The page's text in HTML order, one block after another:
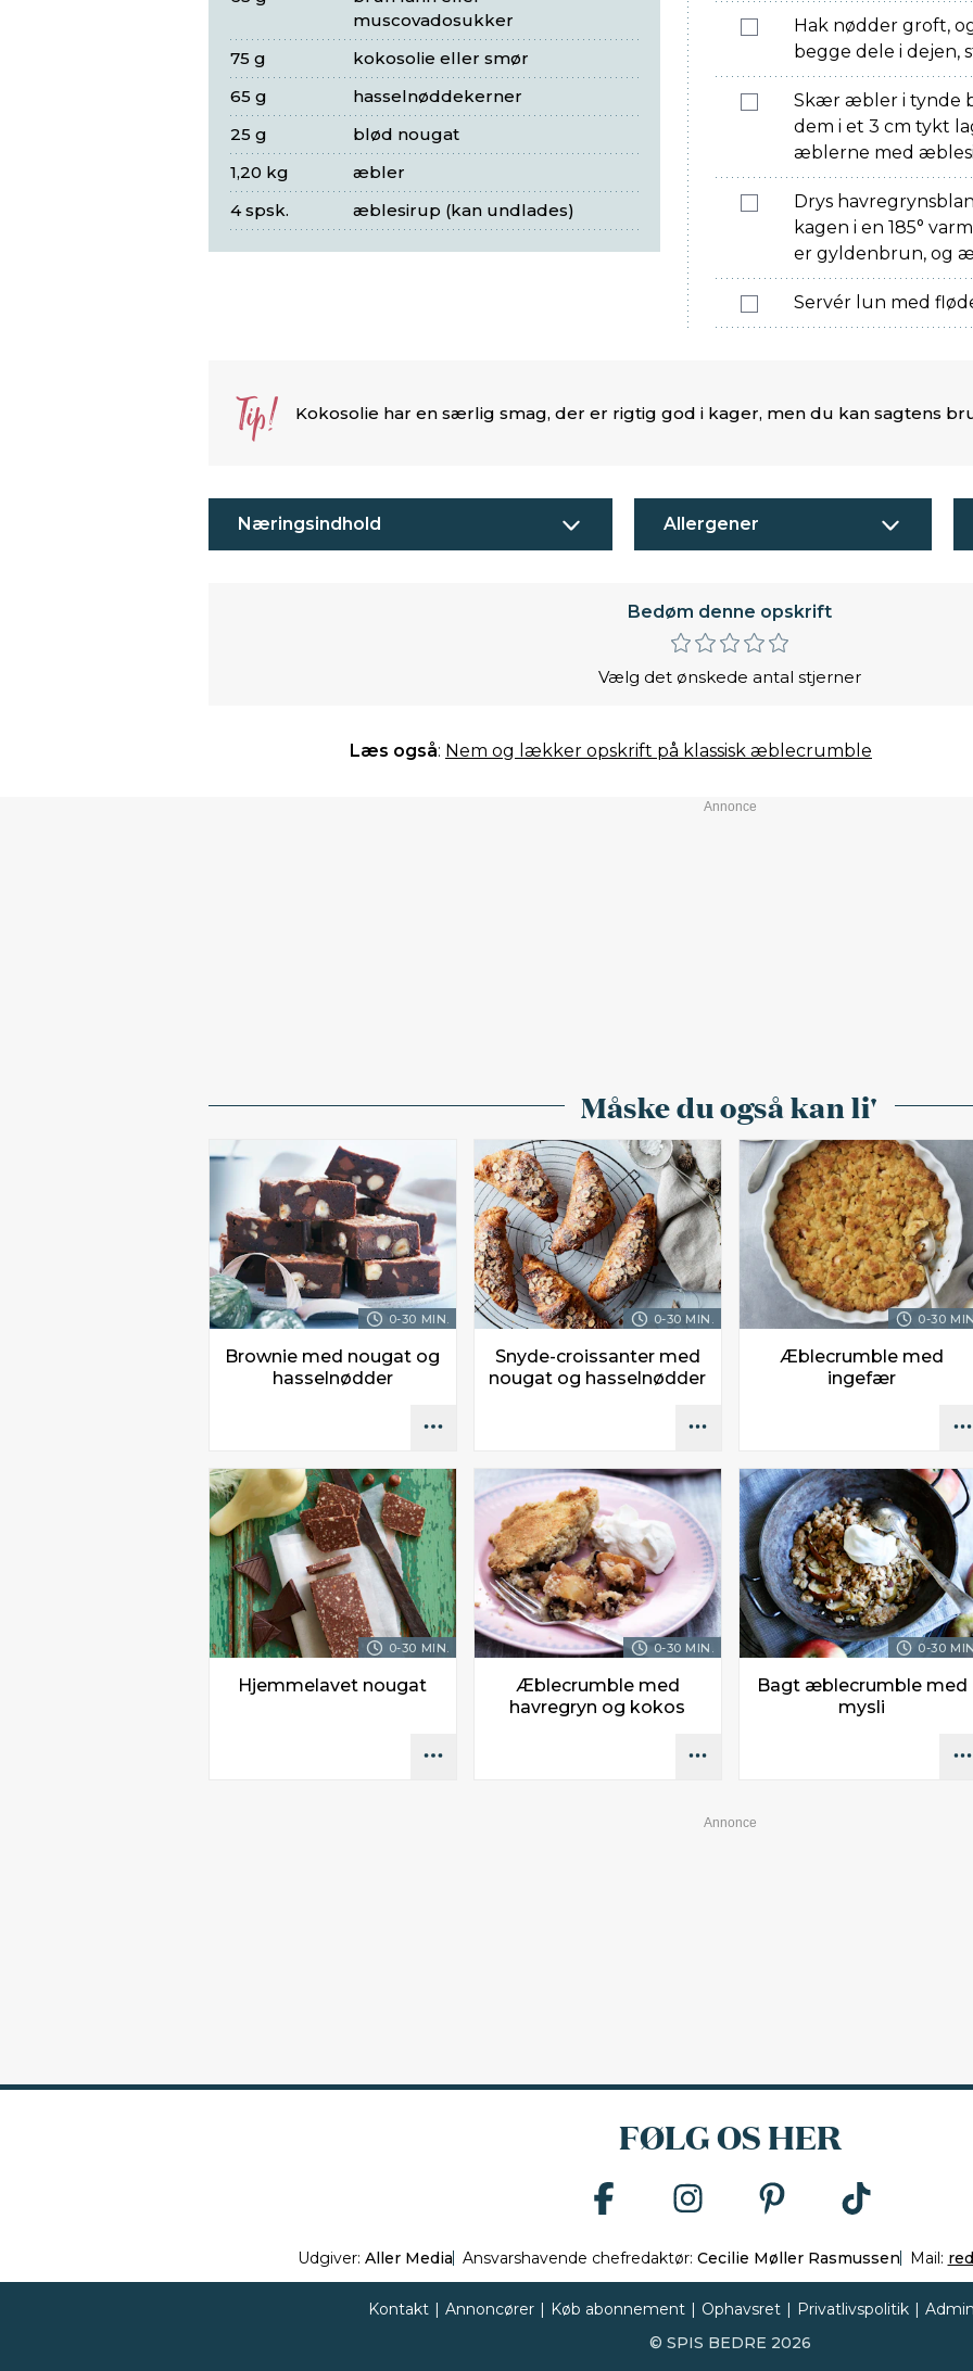
muscovadosukker
kokosolie eller smør
75 g
hasselnøddekerner
65 g
blød nougat
25 g
æbler
1,20 kg
æblesirup (kan undlades)
4 spsk.
Hak nødder groft,
begge dele i dejen,
Skær æbler i tynde
dem i et 3 cm tykt
æblerne med
Drys
kagen i en 185°
er gyldenbrun, og
Servér lun med
Tip! Kokosolie har en særlig smag, der er rigtig god i kager, men du kan sagtens
Næringsindhold Allergener
Bedøm denne opskrift
Vælg det ønskede antal stjerner
Læs også: Nem og lækker opskrift på klassisk æblecrumble
Måske du også kan li'
0-30 MIN.
Brownie med nougat og
hasselnødder
0-30 MIN.
Snyde-croissanter med
nougat og hasselnødder
0-30
Æblecrumble med
ingefær
0-30 MIN.
Hjemmelavet nougat
0-30 MIN.
Æblecrumble med
havregryn og kokos
0-30
Bagt æblecrumble med
mysli
FØLG OS HER
Udgiver: Aller Media Ansvarshavende chefredaktør: Cecilie Møller Rasmussen Mail:
Kontakt Annoncører Køb abonnement Ophavsret Privatlivspolitik
© SPIS BEDRE 2026